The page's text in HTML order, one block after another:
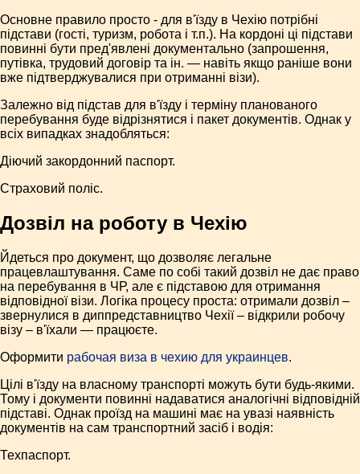
Основне правило просто - для в'їзду в Чехію потрібні
підстави (гості, туризм, робота і т.п.). На кордоні ці підстави
повинні бути пред'явлені документально (запрошення,
путівка, трудовий договір та ін. — навіть якщо раніше вони
вже підтверджувалися при отриманні візи).
Залежно від підстав для в'їзду і терміну планованого
перебування буде відрізнятися і пакет документів. Однак у
всіх випадках знадобляться:
Діючий закордонний паспорт.
Страховий поліс.
Дозвіл на роботу в Чехію
Йдеться про документ, що дозволяє легальне
працевлаштування. Саме по собі такий дозвіл не дає право
на перебування в ЧР, але є підставою для отримання
відповідної візи. Логіка процесу проста: отримали дозвіл –
звернулися в диппредставництво Чехії – відкрили робочу
візу – в'їхали — працюєте.
Оформити рабочая виза в чехию для украинцев.
Цілі в'їзду на власному транспорті можуть бути будь-якими.
Тому і документи повинні надаватися аналогічні відповідній
підставі. Однак проїзд на машині має на увазі наявність
документів на сам транспортний засіб і водія:
Техпаспорт.